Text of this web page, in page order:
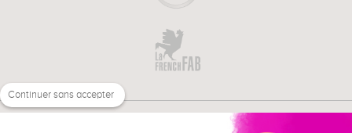
Continuer sans accepter